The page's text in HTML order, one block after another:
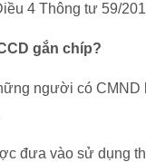
4 Thông tư 59/
gắn chíp?
người có
đưa vào sử dụng